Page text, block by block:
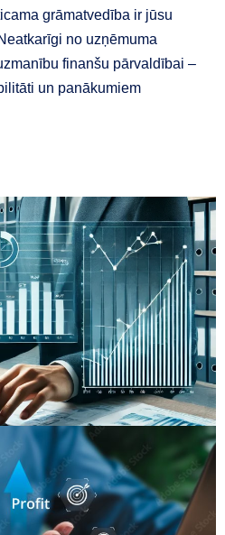
grāmatvedība ir jūsu
no uzņēmuma
finanšu pārvaldībai –
un panākumiem